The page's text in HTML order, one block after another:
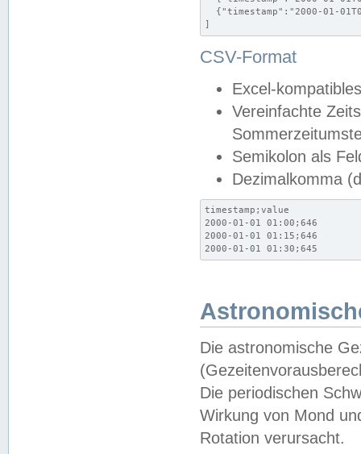
{"timestamp":"2000-01-
]
CSV-Format
Excel-
Vereinfachte
Semikolon als
Dezimalkomma
timestamp;value
2000-01-01 01:00;646
2000-01-01 01:15;646
2000-01-01 01:30;645
Die astronomische
Die periodischen
Wirkung von Mond
Rotation verursacht.